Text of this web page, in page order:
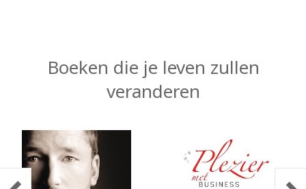
Boeken die je leven zullen
veranderen